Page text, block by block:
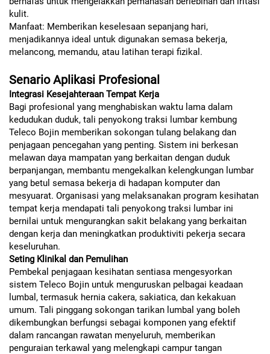
kulit.
Manfaat: Memberikan keselesaan sepanjang hari,
menjadikannya ideal untuk digunakan semasa bekerja,
melancong, memandu, atau latihan terapi fizikal.
Senario Aplikasi Profesional
Integrasi Kesejahteraan Tempat Kerja
Bagi profesional yang menghabiskan waktu lama dalam
kedudukan duduk, tali penyokong traksi lumbar kembung
Teleco Bojin memberikan sokongan tulang belakang dan
penjagaan pencegahan yang penting. Sistem ini berkesan
melawan daya mampatan yang berkaitan dengan duduk
berpanjangan, membantu mengekalkan kelengkungan lumbar
yang betul semasa bekerja di hadapan komputer dan
mesyuarat. Organisasi yang melaksanakan program kesihatan
tempat kerja mendapati tali penyokong traksi lumbar ini
bernilai untuk mengurangkan sakit belakang yang berkaitan
dengan kerja dan meningkatkan produktiviti pekerja secara
keseluruhan.
Seting Klinikal dan Pemulihan
Pembekal penjagaan kesihatan sentiasa mengesyorkan
sistem Teleco Bojin untuk menguruskan pelbagai keadaan
lumbal, termasuk hernia cakera, sakiatica, dan kekakuan
umum. Tali pinggang sokongan tarikan lumbal yang boleh
dikembungkan berfungsi sebagai komponen yang efektif
dalam rancangan rawatan menyeluruh, memberikan
penguraian terkawal yang melengkapi campur tangan